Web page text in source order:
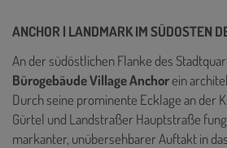
ANCHOR | LANDMARK IM SÜDOSTEN
An der südöstlichen Flanke des
Bürogebäude Village Anchorein
Durch seine prominente Ecklage an der
Gürtel und Landstraßer Hauptstraße
markanter, unübersehbarer Auftakt in